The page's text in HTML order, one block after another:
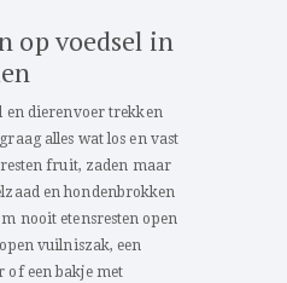
op voedsel in
en dierenvoer trekken
alles wat los en vast
fruit, zaden maar
en hondenbrokken
nooit etensresten open
vuilniszak, een
of een bakje met